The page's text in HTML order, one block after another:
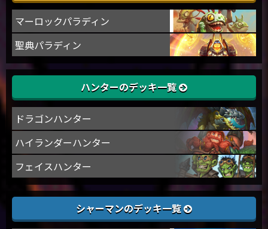
マーロックパラディン
聖典パラディン
ハンターのデッキ一覧
ドラゴンハンター
ハイランダーハンター
フェイスハンター
シャーマンのデッキ一覧